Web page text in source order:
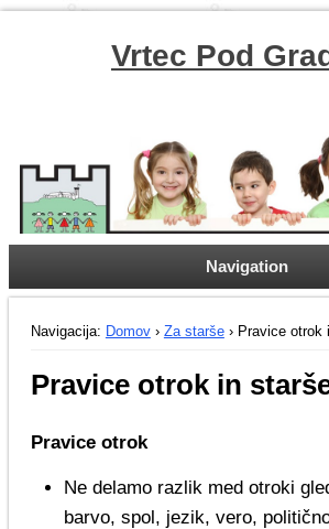
Vrtec Pod
Navigation
Navigacija: Domov› Za starše› Pravice otrok
Pravice otrok in
Pravice otrok
Ne delamo razlik med otroki
barvo, spol, jezik, vero,